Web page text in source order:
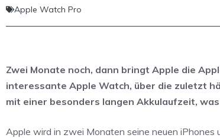
Apple Watch Pro
Zwei Monate noch, dann bringt Apple die
interessante Apple Watch, über die zuletzt
mit einer besonders langen Akkulaufzeit,
Apple wird in zwei Monaten seine neuen